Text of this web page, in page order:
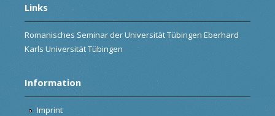
Links
Romanisches Seminar der Universität Tübingen Eberhard
Karls Universität Tübingen
Information
Imprint